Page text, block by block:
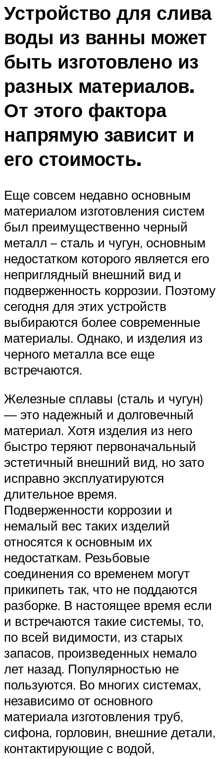
Устройство для слива
воды из ванны может
быть изготовлено из
разных материалов.
От этого фактора
напрямую зависит и
его стоимость.
Еще совсем недавно основным
материалом изготовления систем
был преимущественно черный
металл – сталь и чугун, основным
недостатком которого является его
неприглядный внешний вид и
подверженность коррозии. Поэтому
сегодня для этих устройств
выбираются более современные
материалы. Однако, и изделия из
черного металла все еще
встречаются.
Железные сплавы (сталь и чугун)
— это надежный и долговечный
материал. Хотя изделия из него
быстро теряют первоначальный
эстетичный внешний вид, но зато
исправно эксплуатируются
длительное время.
Подверженности коррозии и
немалый вес таких изделий
относятся к основным их
недостаткам. Резьбовые
соединения со временем могут
прикипеть так, что не поддаются
разборке. В настоящее время если
и встречаются такие системы, то,
по всей видимости, из старых
запасов, произведенных немало
лет назад. Популярностью не
пользуются. Во многих системах,
независимо от основного
материала изготовления труб,
сифона, горловин, внешние детали,
контактирующие с водой,